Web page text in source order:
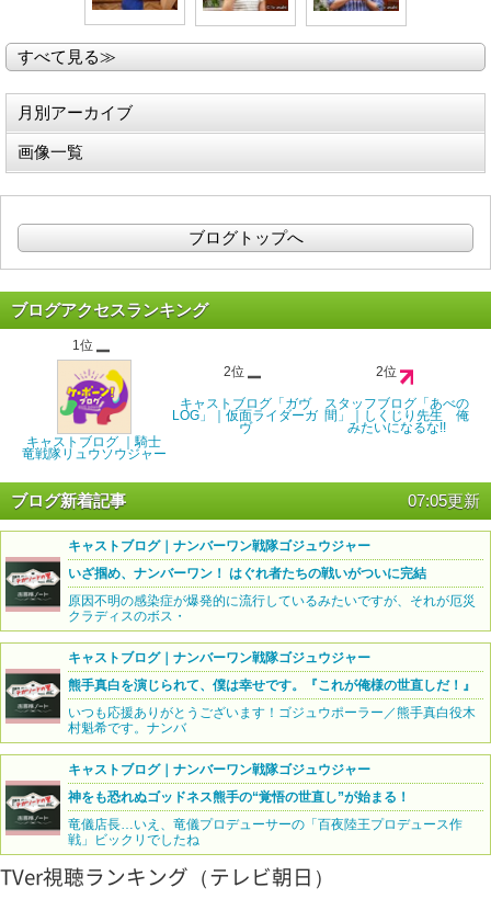
すべて見る≫
月別アーカイブ
画像一覧
ブログトップへ
ブログアクセスランキング
1位
キャストブログ ｜騎士
竜戦隊リュウソウジャー
2位
キャストブログ「ガヴ
LOG」｜仮面ライダーガ
ヴ
2位
スタッフブログ「あべの
間」｜しくじり先生 俺
みたいになるな!!
ブログ新着記事 07:05更新
キャストブログ｜ナンバーワン戦隊ゴジュウジャー
いざ掴め、ナンバーワン！ はぐれ者たちの戦いがついに完結
原因不明の感染症が爆発的に流行しているみたいですが、それが厄災
クラディスのボス・
キャストブログ｜ナンバーワン戦隊ゴジュウジャー
熊手真白を演じられて、僕は幸せです。『これが俺様の世直しだ！』
いつも応援ありがとうございます！ゴジュウポーラー／熊手真白役木
村魁希です。ナンバ
キャストブログ｜ナンバーワン戦隊ゴジュウジャー
神をも恐れぬゴッドネス熊手の“覚悟の世直し”が始まる！
竜儀店長…いえ、竜儀プロデューサーの「百夜陸王プロデュース作
戦」ビックリでしたね
TVer視聴ランキング（テレビ朝日）